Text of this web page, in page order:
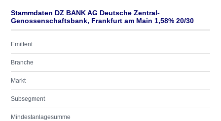
Stammdaten DZ BANK AG Deutsche Zentral-
Genossenschaftsbank, Frankfurt am Main 1,58% 20/30
Emittent
Branche
Markt
Subsegment
Mindestanlagesumme